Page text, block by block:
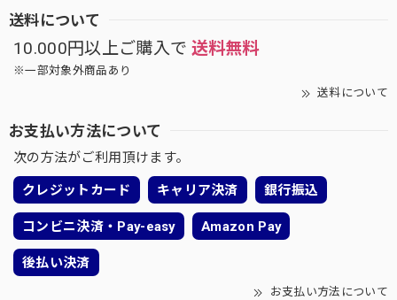
送料について
10.000円以上ご購入で 送料無料
※一部対象外商品あり
送料について
お支払い方法について
次の方法がご利用頂けます。
クレジットカード キャリア決済 銀行振込
コンビニ決済・Pay-easy Amazon Pay
後払い決済
お支払い方法について